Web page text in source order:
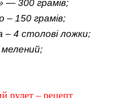
— 300 грамів;
– 150 грамів;
– 4 столові ложки;
рулет – рецепт